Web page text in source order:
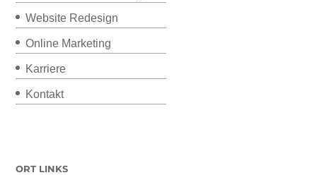
Website Redesign
Online Marketing
Karriere
Kontakt
ORT LINKS